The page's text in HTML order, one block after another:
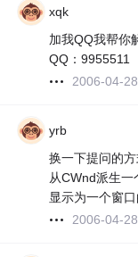
xqk
加我QQ我帮你
QQ：9955511
2006-04-28
yrb
换一下提问的方
从CWnd派生
显示为一个窗
2006-04-28